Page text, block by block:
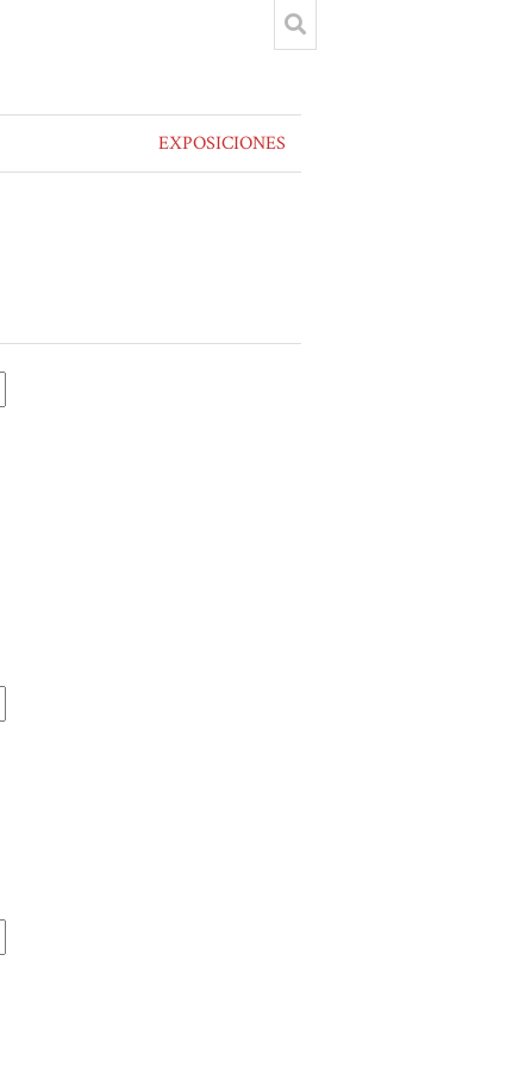
EXPOSICIONES